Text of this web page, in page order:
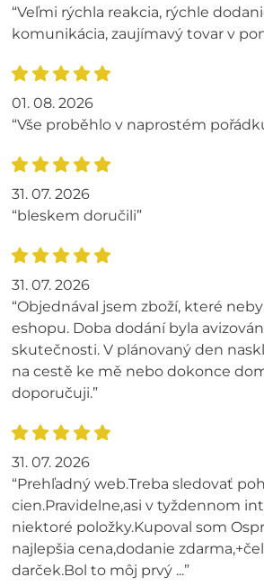
“Veľmi rýchla reakcia, rýchle
komunikácia, zaujímavý tovar v
01. 08. 2026
“Vše proběhlo v naprostém
31. 07. 2026
“bleskem doručili”
31. 07. 2026
“Objednával jsem zboží, které
eshopu. Doba dodání byla
skutečnosti. V plánovaný den
na cestě ke mě nebo dokonce
doporučuji.”
31. 07. 2026
“Prehľadný web.Treba sledovať
cien.Pravidelne,asi v tyždennom
niektoré položky.Kupoval som
najlepšia cena,dodanie
darček.Bol to môj prvý ...”